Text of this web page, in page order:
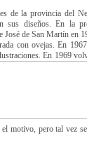
de la provincia del
sus diseños. En la
José de San Martín en
con ovejas. En
En 1969
motivo, pero tal vez